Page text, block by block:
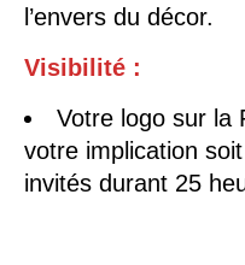
l’envers du décor.
Visibilité :
Votre logo sur la
votre implication
invités durant 25